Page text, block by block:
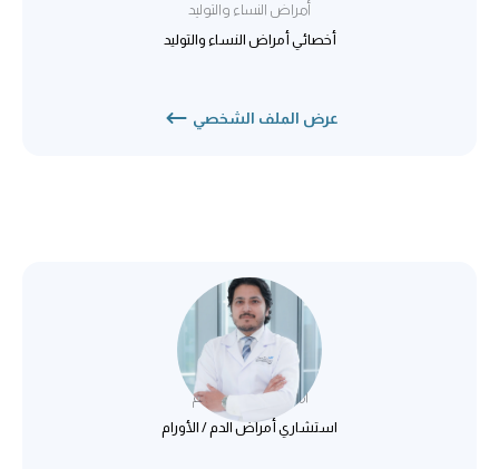
أمراض النساء والتوليد
أخصائي أمراض النساء والتوليد
عرض الملف الشخصي
د. محمد رضا نقفي
أمراض الدم / الأورام
استشاري أمراض الدم / الأورام